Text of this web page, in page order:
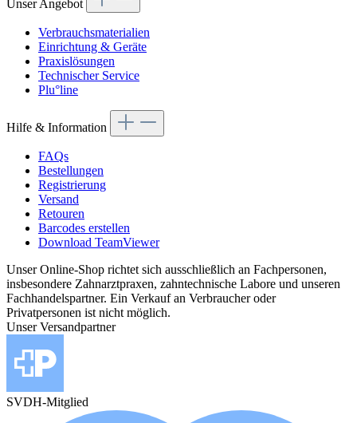
Unser Angebot
Verbrauchsmaterialien
Einrichtung & Geräte
Praxislösungen
Technischer Service
Plu°line
Hilfe & Information
FAQs
Bestellungen
Registrierung
Versand
Retouren
Barcodes erstellen
Download TeamViewer
Unser Online-Shop richtet sich ausschließlich an Fachpersonen,
insbesondere Zahnarztpraxen, zahntechnische Labore und unseren
Fachhandelspartner. Ein Verkauf an Verbraucher oder
Privatpersonen ist nicht möglich.
Unser Versandpartner
SVDH-Mitglied